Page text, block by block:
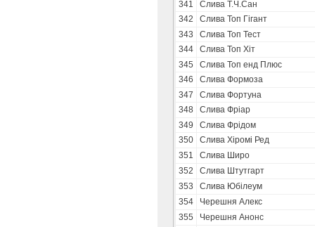
341
Слива Т.Ч.Сан
342
Слива Топ Гігант
343
Слива Топ Тест
344
Слива Топ Хіт
345
Слива Топ енд Плюс
346
Слива Формоза
347
Слива Фортуна
348
Слива Фріар
349
Слива Фрідом
350
Слива Хіромі Ред
351
Слива Широ
352
Слива Штутгарт
353
Слива Юбілеум
354
Черешня Алекс
355
Черешня Анонс